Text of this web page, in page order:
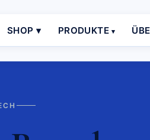
SHOP ▾ PRODUKTE